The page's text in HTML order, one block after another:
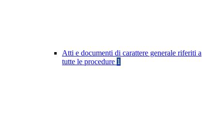
Atti e documenti di carattere generale riferiti a
tutte le procedure 1